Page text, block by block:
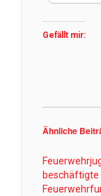
Gefällt mir:
Ähnliche
beschäftigte